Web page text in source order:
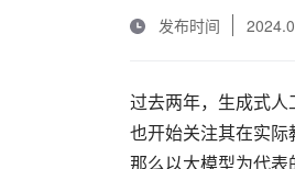
发布时间
过去两年，生成式
也开始关注其在实际
那么以大模型为代